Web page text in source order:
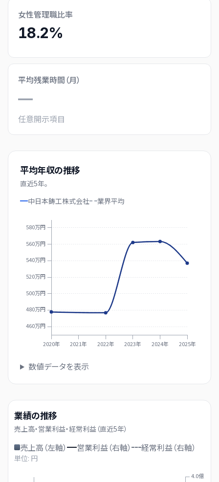
女性管理職比率
18.2%
平均残業時間（月）
—
任意開示項目
平均年収の推移
直近5年。
中日本鋳工株式会社
業界平均
460万円
480万円
500万円
520万円
540万円
560万円
580万円
2020年 2021年 2022年 2023年 2024年 2025年
数値データを表示
業績の推移
売上高・営業利益・経常利益（直近5年）
売上高（左軸） 営業利益（右軸） 経常利益（右軸）
単位: 円
4.0億